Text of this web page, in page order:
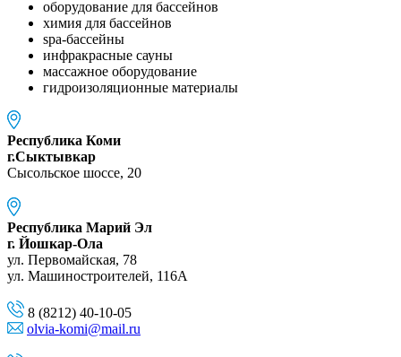
оборудование для бассейнов
химия для бассейнов
spa-бассейны
инфракрасные сауны
массажное оборудование
гидроизоляционные материалы
Республика Коми
г.Сыктывкар
Сысольское шоссе, 20
Республика Марий Эл
г. Йошкар-Ола
ул. Первомайская, 78
ул. Машиностроителей, 116A
8 (8212) 40-10-05
olvia-komi@mail.ru